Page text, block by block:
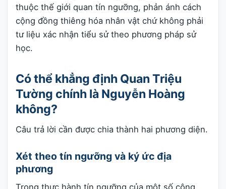
thuộc thế giới quan tín ngưỡng, phản ánh cách
cộng đồng thiêng hóa nhân vật chứ không phải
tư liệu xác nhận tiểu sử theo phương pháp sử
học.
Có thể khẳng định Quan Triệu
Tường chính là Nguyễn Hoàng
không?
Câu trả lời cần được chia thành hai phương diện.
Xét theo tín ngưỡng và ký ức địa
phương